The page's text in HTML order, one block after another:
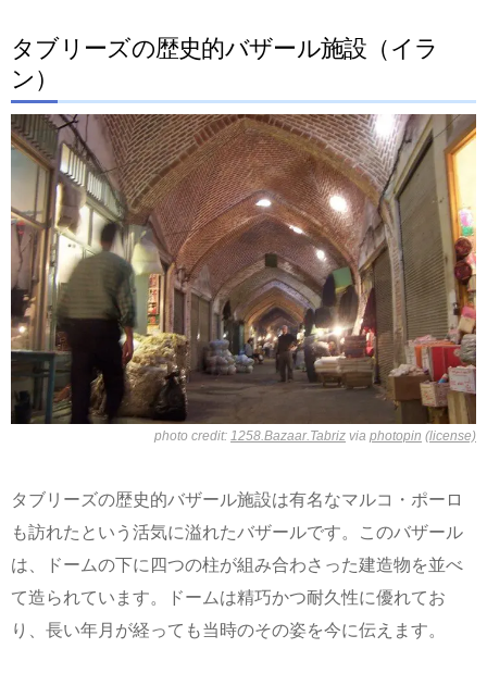
タブリーズの歴史的バザール施設（イラ
ン）
photo credit: 1258.Bazaar.Tabriz via photopin (license)
タブリーズの歴史的バザール施設は有名なマルコ・ポーロ
も訪れたという活気に溢れたバザールです。このバザール
は、ドームの下に四つの柱が組み合わさった建造物を並べ
て造られています。ドームは精巧かつ耐久性に優れてお
り、長い年月が経っても当時のその姿を今に伝えます。